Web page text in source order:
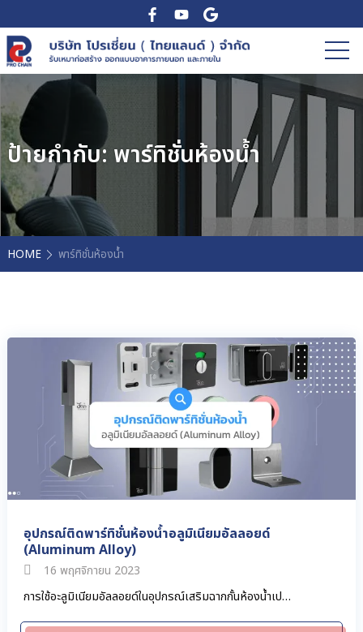
ป้ายกำกับ: พาร์ทิชั่นห้องน้ำ
HOME พาร์ทิชั่นห้องน้ำ
อุปกรณ์ติดพาร์ทิชั่นห้องน้ำอลูมิเนียมอัลลอยด์
(Aluminum Alloy)
16 พฤศจิกายน 2023
การใช้อะลูมิเนียมอัลลอยด์ในอุปกรณ์เสริมฉากกั้นห้องน้ำเป…